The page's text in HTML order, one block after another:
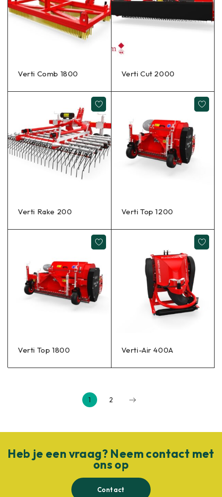
Verti Comb 1800 Verti Cut 2000
Verti Rake 200 Verti Top 1200
Verti Top 1800 Verti-Air 400A
1 2
Heb je een vraag? Neem contact met
ons op
Contact